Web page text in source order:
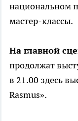
национальном
мастер-классы.
На главной
продолжат
в 21.00 здесь
Rasmus».